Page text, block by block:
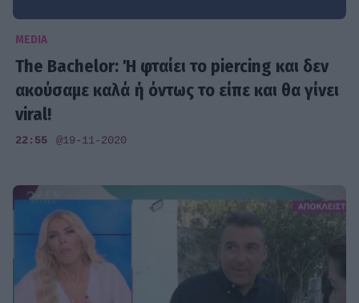
MEDIA
The Bachelor: Ή φταίει το piercing και δεν
ακούσαμε καλά ή όντως το είπε και θα γίνει
viral!
22:55 @19-11-2020